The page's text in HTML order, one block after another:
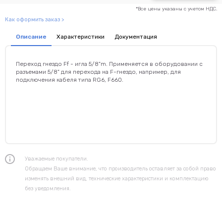
*Все цены указаны с учетом НДС.
Как оформить заказ >
Описание Характеристики Документация
Переход гнездо Ff - игла 5/8"m. Применяется в оборудовании с
разъемами 5/8" для перехода на F-гнездо, например, для
подключения кабеля типа RG6, F660.
Уважаемые покупатели.
Обращаем Ваше внимание, что производитель оставляет за собой право
изменять внешний вид, технические характеристики и комплектацию
без уведомления.